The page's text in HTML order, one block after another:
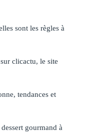
sont les règles à
clicactu, le site
tendances et
gourmand à